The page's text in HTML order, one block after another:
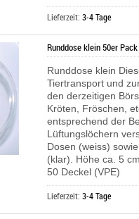
Lieferzeit:3-4 Tage
Runddose klein 50er Pack
Runddose klein
Tiertransport und
den derzeitigen
Kröten, Fröschen,
entsprechend der
Lüftungslöchern
Dosen (weiss)
(klar). Höhe ca. 5
50 Deckel (VPE)
Lieferzeit:3-4 Tage